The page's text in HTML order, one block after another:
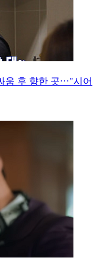
움 후 향한 곳⋯"시어